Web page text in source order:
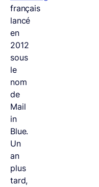
français
lancé
en
2012
sous
le
nom
de
Mail
in
Blue.
Un
an
plus
tard,